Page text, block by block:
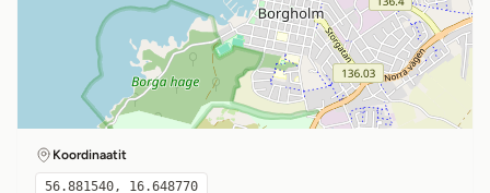
Koordinaatit
56.881540, 16.648770